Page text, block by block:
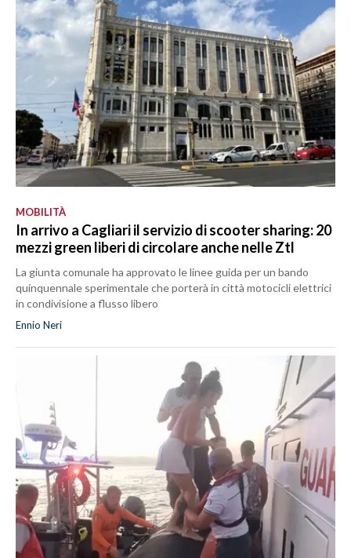
MOBILITÀ
In arrivo a Cagliari il servizio di scooter sharing: 20
mezzi green liberi di circolare anche nelle Ztl
La giunta comunale ha approvato le linee guida per un bando
quinquennale sperimentale che porterà in città motocicli elettrici
in condivisione a flusso libero
Ennio Neri